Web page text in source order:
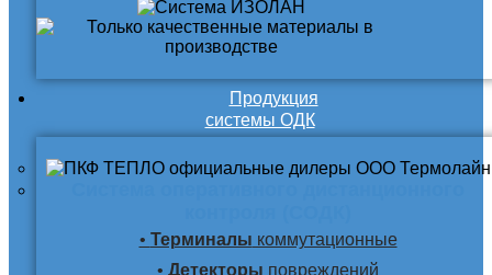
Продукция
системы ОДК
• Терминалы коммутационные
• Детекторы повреждений